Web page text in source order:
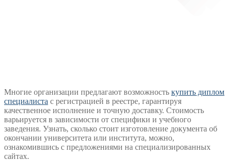
Многие организации предлагают возможность купить диплом
специалиста с регистрацией в реестре, гарантируя
качественное исполнение и точную доставку. Стоимость
варьируется в зависимости от специфики и учебного
заведения. Узнать, сколько стоит изготовление документа об
окончании университета или института, можно,
ознакомившись с предложениями на специализированных
сайтах.